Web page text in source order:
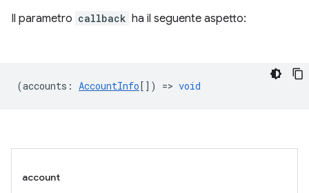
Il parametro callback ha il seguente aspetto:
(accounts : AccountInfo[]) => void
account